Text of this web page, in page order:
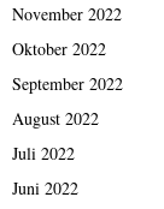
November 2022
Oktober 2022
September 2022
August 2022
Juli 2022
Juni 2022